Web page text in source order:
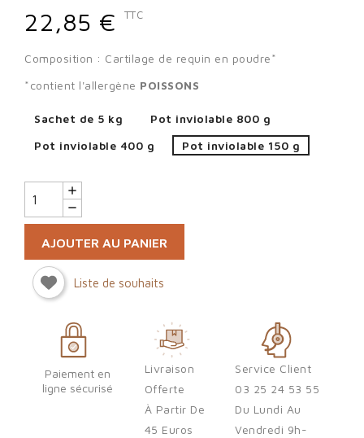
22,85 €
TTC
Composition : Cartilage de requin en poudre*
*contient l'allergène POISSONS
Sachet de 5 kg
Pot inviolable 800 g
Pot inviolable 400 g
Pot inviolable 150 g
AJOUTER AU PANIER
Liste de souhaits
Paiement en
ligne sécurisé
Livraison
Offerte
À Partir De
45 Euros
Service Client
03 25 24 53 55
Du Lundi Au
Vendredi 9h-
Sign in
You need to be logged in to save products in your wish list.